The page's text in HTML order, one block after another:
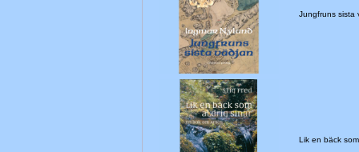
Jungfruns sista
Lik en bäck